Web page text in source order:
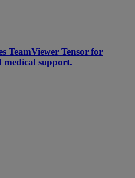
TeamViewer Tensor for
medical support.